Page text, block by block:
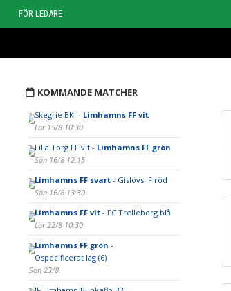
FÖR LEDARE
KOMMANDE MATCHER
Skegrie BK - Limhamns FF vit
Lör 15/8 10:30
Lilla Torg FF vit - Limhamns FF grön
Sön 16/8 12:15
Limhamns FF svart- Gislövs IF röd
Sön 16/8 13:30
Limhamns FF vit- FC Trelleborg blå
Lör 22/8 10:30
Limhamns FF grön -
Ospecificerat lag (6)
Sön 23/8